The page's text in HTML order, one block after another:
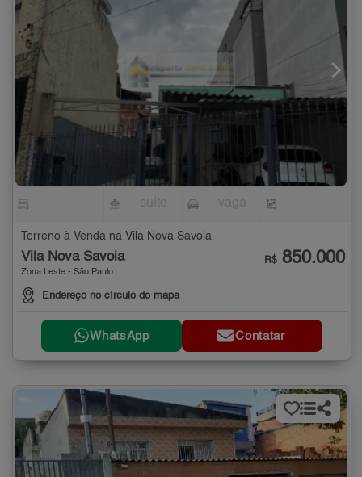
Terreno à Venda na Vila Nova Savoia
Vila Nova Savoia
Zona Leste - São Paulo
Endereço no círculo do mapa
R$ 850.000
WhatsApp Contatar